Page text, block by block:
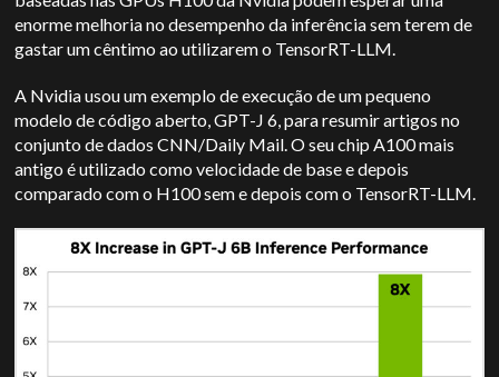
enorme melhoria no desempenho da inferência sem terem de
gastar um cêntimo ao utilizarem o TensorRT-LLM.
A Nvidia usou um exemplo de execução de um pequeno
modelo de código aberto, GPT-J 6, para resumir artigos no
conjunto de dados CNN/Daily Mail. O seu chip A100 mais
antigo é utilizado como velocidade de base e depois
comparado com o H100 sem e depois com o TensorRT-LLM.